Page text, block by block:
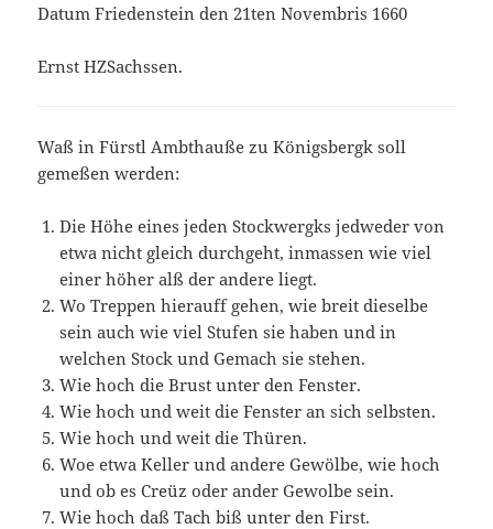
Datum Friedenstein den 21ten Novembris 1660
Ernst HZSachssen.
Waß in Fürstl Ambthauße zu Königsbergk soll
gemeßen werden:
Die Höhe eines jeden Stockwergks jedweder von
etwa nicht gleich durchgeht, inmassen wie viel
einer höher alß der andere liegt.
Wo Treppen hierauff gehen, wie breit dieselbe
sein auch wie viel Stufen sie haben und in
welchen Stock und Gemach sie stehen.
Wie hoch die Brust unter den Fenster.
Wie hoch und weit die Fenster an sich selbsten.
Wie hoch und weit die Thüren.
Woe etwa Keller und andere Gewölbe, wie hoch
und ob es Creüz oder ander Gewolbe sein.
Wie hoch daß Tach biß unter den First.